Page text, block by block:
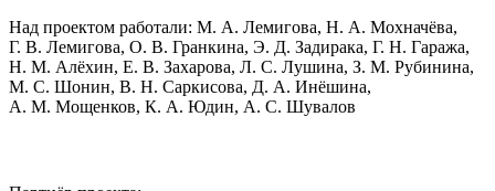
Над проектом работали: М. А. Лемигова, Н. А. Мохначёва,
Г. В. Лемигова, О. В. Гранкина, Э. Д. Задирака, Г. Н. Гаража,
Н. М. Алёхин, Е. В. Захарова, Л. С. Лушина, З. М. Рубинина,
М. С. Шонин, В. Н. Саркисова, Д. А. Инёшина,
А. М. Мощенков, К. А. Юдин, А. С. Шувалов